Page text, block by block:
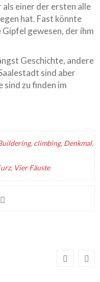
als einer der ersten alle
hat. Fast könnte
gewesen, der ihm
Geschichte, andere
sind aber
zu finden im
, climbing, Denkmal,
, Vier Fäuste